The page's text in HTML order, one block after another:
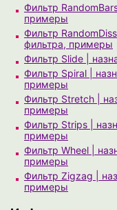
Фильтр
примеры
Фильтр
фильтра, примеры
Фильтр Slide |
Фильтр Spiral |
примеры
Фильтр Stretch |
примеры
Фильтр Strips |
примеры
Фильтр Wheel |
примеры
Фильтр Zigzag |
примеры